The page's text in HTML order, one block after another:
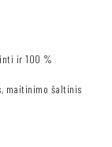
ir 100 %
maitinimo šaltinis